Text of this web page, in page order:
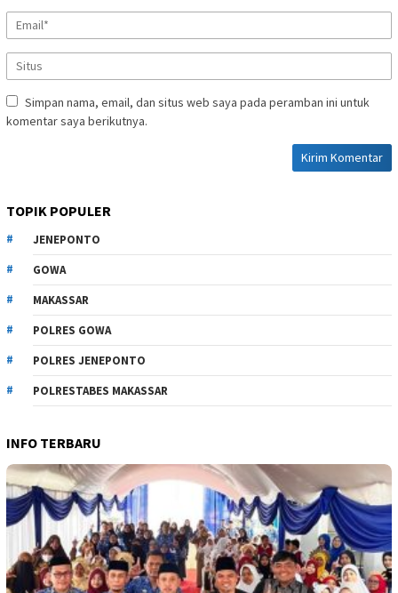
Simpan nama, email, dan situs web saya pada peramban ini untuk
komentar saya berikutnya.
TOPIK POPULER
JENEPONTO
GOWA
MAKASSAR
POLRES GOWA
POLRES JENEPONTO
POLRESTABES MAKASSAR
INFO TERBARU